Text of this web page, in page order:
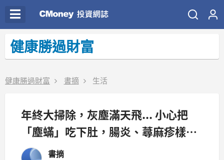
健康勝過財富
健康勝過財富 書摘 生活
年終大掃除，灰塵滿天飛... 小心把
「塵蟎」吃下肚，腸炎、蕁麻疹樣樣
來！
書摘